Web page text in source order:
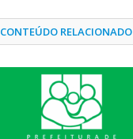
CONTEÚDO RELACIONADO